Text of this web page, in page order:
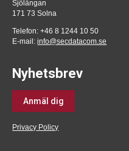
Sjölängan
171 73 Solna
Telefon: +46 8 1244 10 50
E-mail:info@secdatacom.se
Nyhetsbrev
Anmäl dig
Privacy Policy